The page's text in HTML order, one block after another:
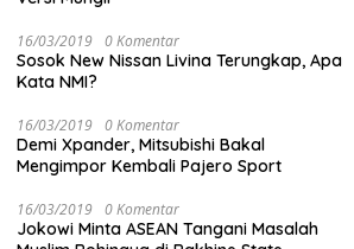
16/03/2019 0 Komentar
Sosok New Nissan Livina Terungkap, Apa
Kata NMI?
16/03/2019 0 Komentar
Demi Xpander, Mitsubishi Bakal
Mengimpor Kembali Pajero Sport
16/03/2019 0 Komentar
Jokowi Minta ASEAN Tangani Masalah